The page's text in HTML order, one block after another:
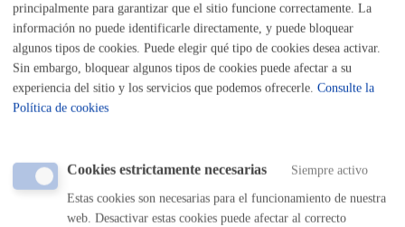
de expediente y el número de expediente que encontrará en
la cabecera de los documento enviados por el ayuntamiento.
Las alegaciones se deberán efectuar por esta vía a
excepción de los siguientes casos:
Multas de tráfico. Alegaciones
Multas de tráfico. Recursos de reposición a la sanción
Aportaciones y alegaciones a la elaboración y
aprobación de planes y normativa municipal
principalmente para garantizar que el sitio funcione correctamente. La
información no puede identificarle directamente, y puede bloquear
algunos tipos de cookies. Puede elegir qué tipo de cookies desea activar.
Sin embargo, bloquear algunos tipos de cookies puede afectar a su
experiencia del sitio y los servicios que podemos ofrecerle. Consulte la
Política de cookies
Cookies estrictamente necesarias Siempre activo
Estas cookies son necesarias para el funcionamiento de nuestra
web. Desactivar estas cookies puede afectar al correcto